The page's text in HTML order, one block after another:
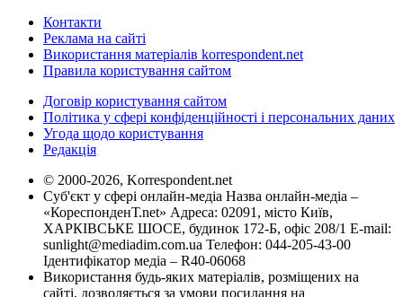
Контакти
Реклама на сайті
Використання матеріалів korrespondent.net
Правила користування сайтом
Договір користування сайтом
Політика у сфері конфіденційності і персональних даних
Угода щодо користування
Редакція
© 2000-2026, Korrespondent.net
Суб'єкт у сфері онлайн-медіа Назва онлайн-медіа –
«КореспонденТ.net» Адреса: 02091, місто Київ,
ХАРКІВСЬКЕ ШОСЕ, будинок 172-Б, офіс 208/1 E-mail:
sunlight@mediadim.com.ua Телефон: 044-205-43-00
Ідентифікатор медіа – R40-06068
Використання будь-яких матеріалів, розміщених на
сайті, дозволяється за умови посилання на